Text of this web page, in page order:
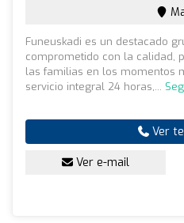
Funeuskadi es un destacado
comprometido con la calidad,
las familias en los momentos
servicio integral 24 horas,...
Ver
Ver e-mail